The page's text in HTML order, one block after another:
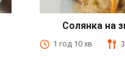
Солянка на
1 год 10 хв 3